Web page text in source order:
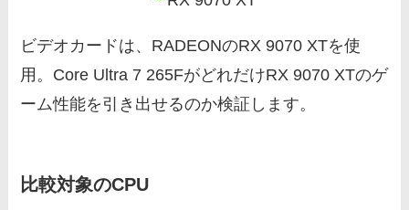
ビデオカードは、RADEONのRX 9070 XTを使
用。Core Ultra 7 265FがどれだけRX 9070 XTのゲ
ーム性能を引き出せるのか検証します。
比較対象のCPU